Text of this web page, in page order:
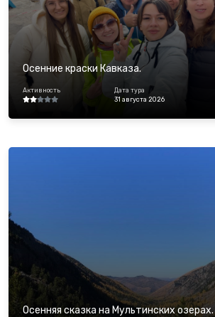
Осенние краски Кавказа.
Активность
Дата тура
31 августа 2026
Осенняя сказка на Мультинских озерах.